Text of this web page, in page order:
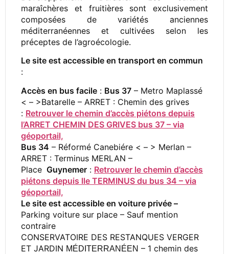
maraîchères et fruitières sont exclusivement
composées de variétés anciennes
méditerranéennes et cultivées selon les
préceptes de l’agroécologie.
Le site est accessible en transport en commun
:
Accès en bus facile : Bus 37 – Metro Maplassé
< – >Batarelle – ARRET : Chemin des grives
: Retrouver le chemin d’accès piétons depuis
l’ARRET CHEMIN DES GRIVES bus 37 – via
géoportail,
Bus 34 – Réformé Canebiére < – > Merlan –
ARRET : Terminus MERLAN –
Place Guynemer : Retrouver le chemin d’accès
piétons depuis lle TERMINUS du bus 34 – via
géoportail,
Le site est accessible en voiture privée –
Parking voiture sur place – Sauf mention
contraire
CONSERVATOIRE DES RESTANQUES VERGER
ET JARDIN MÉDITERRANÉEN – 1 chemin des